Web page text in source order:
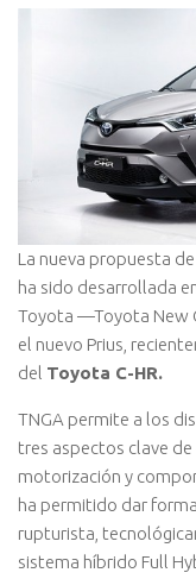
La nueva propuesta
ha sido desarrollada
Toyota —Toyota New
el nuevo Prius,
del Toyota C-HR.
TNGA permite a los
tres aspectos clave
motorización y
ha permitido dar
rupturista,
sistema híbrido Full